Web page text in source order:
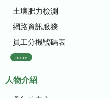
土壤肥力檢測
網路資訊服務
員工分機號碼表
more
人物介紹